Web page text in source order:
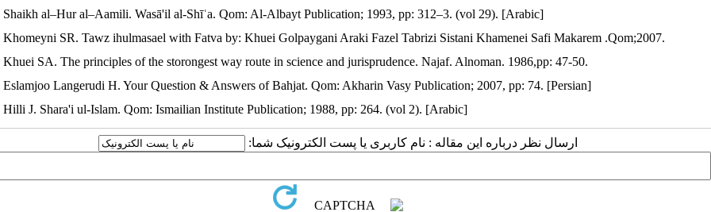
Shaikh al–Hur al–Aamili. Wasā'il al-Shīʿa. Qom: Al-Albayt Publication; 1993, pp: 312–3. (vol 29). [Arabic]
Khomeyni SR. Tawz ihulmasael with Fatva by: Khuei Golpaygani Araki Fazel Tabrizi Sistani Khamenei Safi Makarem .Qom;2007.
Khuei SA. The principles of the storongest way route in science and jurisprudence. Najaf. Alnoman. 1986,pp: 47-50.
Eslamjoo Langerudi H. Your Question & Answers of Bahjat. Qom: Akharin Vasy Publication; 2007, pp: 74. [Persian]
Hilli J. Shara'i ul-Islam. Qom: Ismailian Institute Publication; 1988, pp: 264. (vol 2). [Arabic]
ارسال نظر درباره این مقاله : نام کاربری یا پست الکترونیک شما: